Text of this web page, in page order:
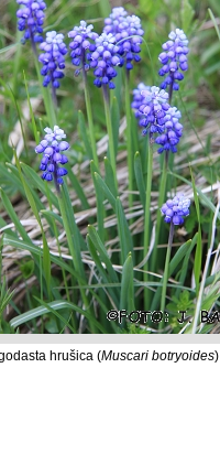
hrušica (Muscari botryoides)